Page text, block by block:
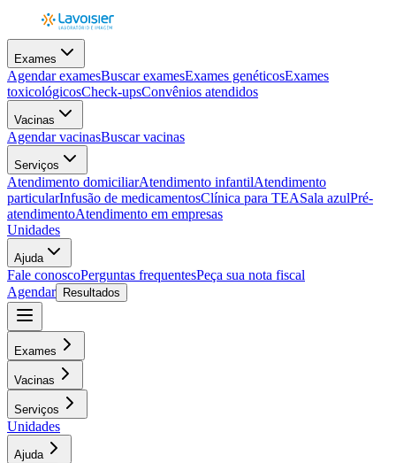
Exames
Agendar examesBuscar examesExames genéticosExames
toxicológicosCheck-upsConvênios atendidos
Vacinas
Agendar vacinasBuscar vacinas
Serviços
Atendimento domiciliarAtendimento infantilAtendimento
particularInfusão de medicamentosClínica para TEASala azulPré-
atendimentoAtendimento em empresas
Unidades
Ajuda
Fale conoscoPerguntas frequentesPeça sua nota fiscal
Agendar
Resultados
Exames
Vacinas
Serviços
Unidades
Ajuda